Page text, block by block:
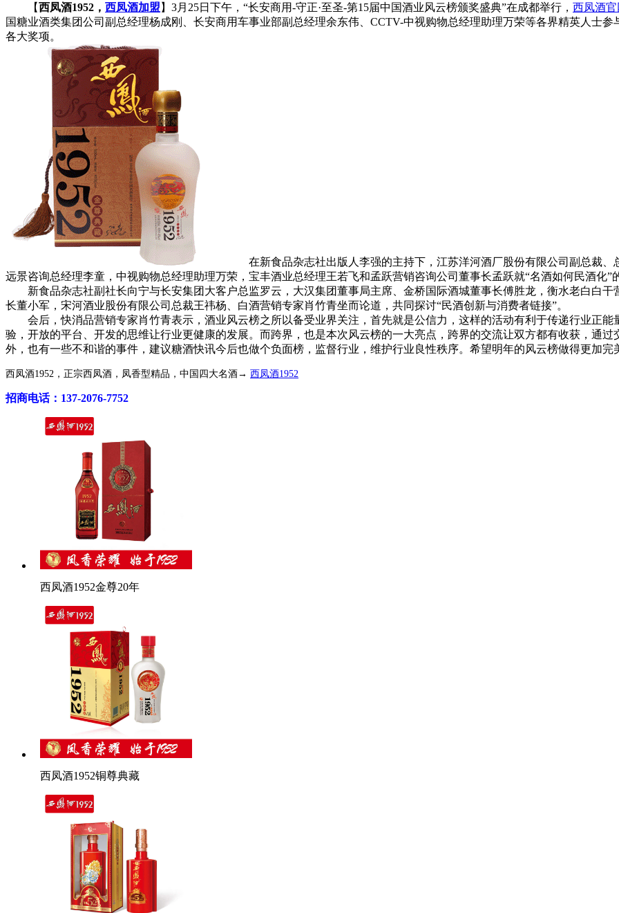
【西凤酒1952， 西凤酒加盟 】3月25日下午，“长安商用-守正·至圣-第15届中国酒业风云榜颁奖盛典”在成都举行， 西凤酒官
国糖业酒类集团公司副总经理杨成刚、长安商用车事业部副总经理余东伟、CCTV-中视购物总经理助理万荣等各界精英人士
各大奖项。
在新食品杂志社出版人李强的主持下，江苏洋河酒厂股份有限公司副总裁、
远景咨询总经理李童，中视购物总经理助理万荣，宝丰酒业总经理王若飞和孟跃营销咨询公司董事长孟跃就“名酒如何民酒化
新食品杂志社副社长向宁与长安集团大客户总监罗云，大汉集团董事局主席、金桥国际酒城董事长傅胜龙，衡水老白白干
长董小军，宋河酒业股份有限公司总裁王祎杨、白酒营销专家肖竹青坐而论道，共同探讨“民酒创新与消费者链接”。
会后，快消品营销专家肖竹青表示，酒业风云榜之所以备受业界关注，首先就是公信力，这样的活动有利于传递行业正能
验，开放的平台、开发的思维让行业更健康的发展。而跨界，也是本次风云榜的一大亮点，跨界的交流让双方都有收获，通
外，也有一些不和谐的事件，建议糖酒快讯今后也做个负面榜，监督行业，维护行业良性秩序。希望明年的风云榜做得更加
西凤酒1952，正宗西凤酒，凤香型精品，中国四大名酒→ 西凤酒1952
招商电话：137-2076-7752
西凤酒1952金尊20年
西凤酒1952铜尊典藏